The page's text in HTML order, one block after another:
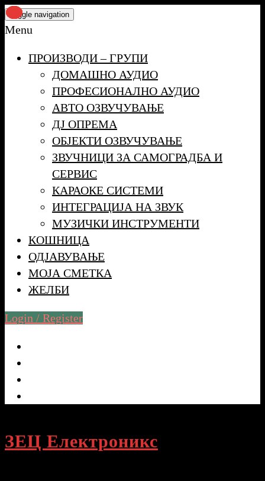
Skip
to
content
Toggle navigation
Menu
ПРОИЗВОДИ – ГРУПИ
ДОМАШНО АУДИО
ПРОФЕСИОНАЛНО АУДИО
АВТО ОЗВУЧУВАЊЕ
ДЈ ОПРЕМА
ОБЈЕКТИ ОЗВУЧУВАЊЕ
ЗВУЧНИЦИ ЗА САМОГРАДБА И
СЕРВИС
КАРАОКЕ СИСТЕМИ
ИНТЕГРАЦИЈА НА ЗВУК
МУЗИЧКИ ИНСТРУМЕНТИ
КОШНИЦА
ОДЈАВУВАЊЕ
МОЈА СМЕТКА
ЖЕЛБИ
Login / Register
ЗЕЦ Електроникс